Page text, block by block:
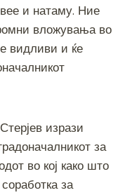
и натаму. Ние
вложувања во
видливи и ќе
изрази
за
во кој како што
за